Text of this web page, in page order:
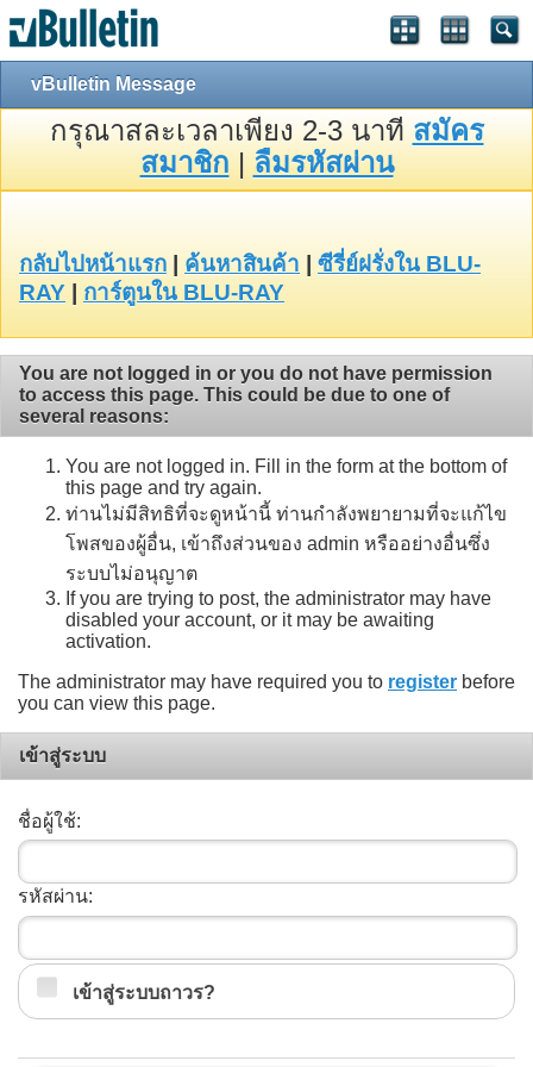
vBulletin Message
กรุณาสละเวลาเพียง 2-3 นาที สมัคร
สมาชิก | ลืมรหัสผ่าน
กลับไปหน้าแรก ค้นหาสินค้า
ซีรี่ย์ฝรั่งใน BLU-
RAY
การ์ตูนใน BLU-RAY
You are not logged in or you do not have permission
to access this page. This could be due to one of
several reasons:
You are not logged in. Fill in the form at the bottom of
this page and try again.
ท่านไม่มีสิทธิที่จะดูหน้านี้ ท่านกำลังพยายามที่จะแก้ไข
โพสของผู้อื่น, เข้าถึงส่วนของ admin หรืออย่างอื่นซึ่ง
ระบบไม่อนุญาต
If you are trying to post, the administrator may have
disabled your account, or it may be awaiting
activation.
The administrator may have required you to register before
you can view this page.
เข้าสู่ระบบ
ชื่อผู้ใช้:
รหัสผ่าน:
เข้าสู่ระบบถาวร?